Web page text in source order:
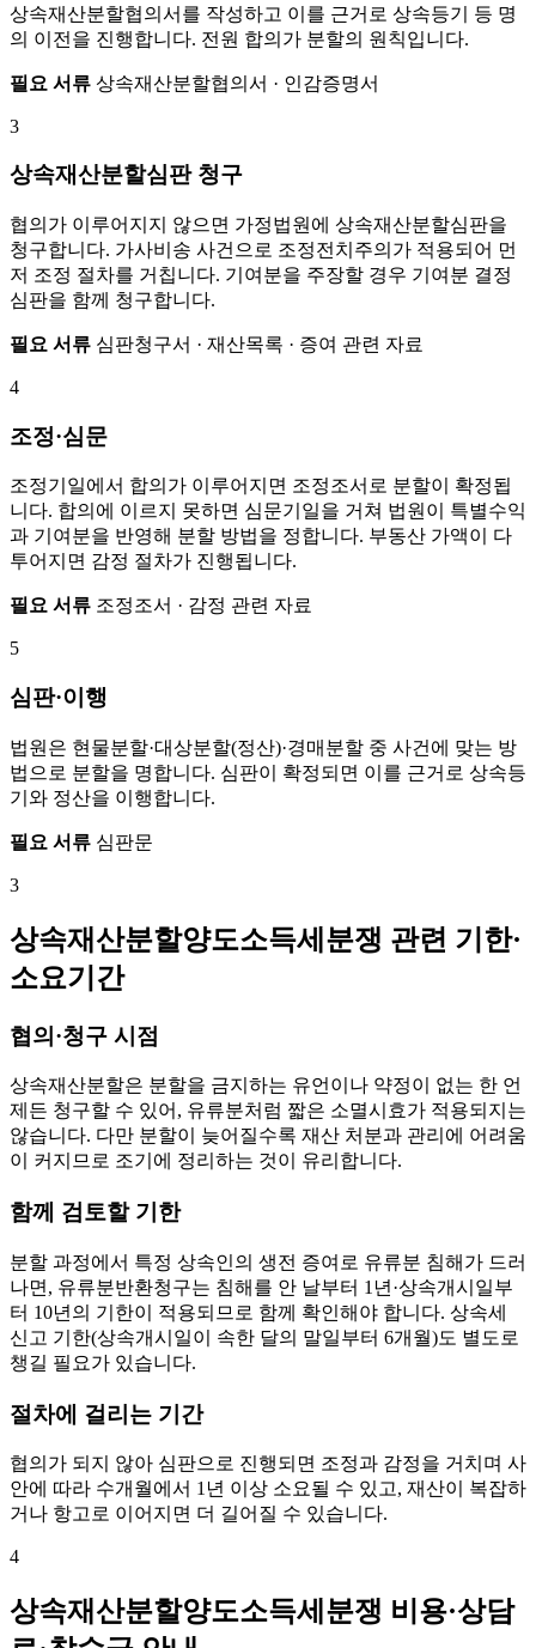
상속재산분할협의서를 작성하고 이를 근거로 상속등기 등 명
의 이전을 진행합니다. 전원 합의가 분할의 원칙입니다.
필요 서류 상속재산분할협의서 · 인감증명서
3
상속재산분할심판 청구
협의가 이루어지지 않으면 가정법원에 상속재산분할심판을
청구합니다. 가사비송 사건으로 조정전치주의가 적용되어 먼
저 조정 절차를 거칩니다. 기여분을 주장할 경우 기여분 결정
심판을 함께 청구합니다.
필요 서류 심판청구서 · 재산목록 · 증여 관련 자료
4
조정·심문
조정기일에서 합의가 이루어지면 조정조서로 분할이 확정됩
니다. 합의에 이르지 못하면 심문기일을 거쳐 법원이 특별수익
과 기여분을 반영해 분할 방법을 정합니다. 부동산 가액이 다
투어지면 감정 절차가 진행됩니다.
필요 서류 조정조서 · 감정 관련 자료
5
심판·이행
법원은 현물분할·대상분할(정산)·경매분할 중 사건에 맞는 방
법으로 분할을 명합니다. 심판이 확정되면 이를 근거로 상속등
기와 정산을 이행합니다.
필요 서류 심판문
3
상속재산분할양도소득세분쟁 관련 기한·
소요기간
협의·청구 시점
상속재산분할은 분할을 금지하는 유언이나 약정이 없는 한 언
제든 청구할 수 있어, 유류분처럼 짧은 소멸시효가 적용되지는
않습니다. 다만 분할이 늦어질수록 재산 처분과 관리에 어려움
이 커지므로 조기에 정리하는 것이 유리합니다.
함께 검토할 기한
분할 과정에서 특정 상속인의 생전 증여로 유류분 침해가 드러
나면, 유류분반환청구는 침해를 안 날부터 1년·상속개시일부
터 10년의 기한이 적용되므로 함께 확인해야 합니다. 상속세
신고 기한(상속개시일이 속한 달의 말일부터 6개월)도 별도로
챙길 필요가 있습니다.
절차에 걸리는 기간
협의가 되지 않아 심판으로 진행되면 조정과 감정을 거치며 사
안에 따라 수개월에서 1년 이상 소요될 수 있고, 재산이 복잡하
거나 항고로 이어지면 더 길어질 수 있습니다.
4
상속재산분할양도소득세분쟁 비용·상담